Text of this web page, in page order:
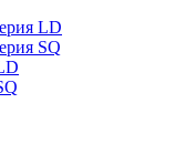
LD
SQ